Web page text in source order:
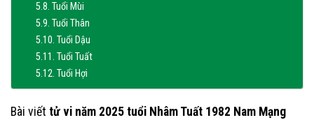
Tuổi Mùi
Tuổi Thân
Tuổi Dậu
Tuổi Tuất
Tuổi Hợi
Bài viết tử vi năm 2025 tuổi Nhâm Tuất 1982 Nam Mạng